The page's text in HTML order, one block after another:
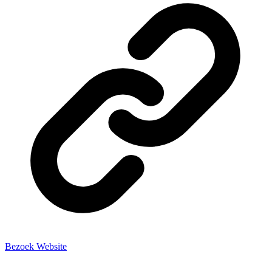
Bezoek Website